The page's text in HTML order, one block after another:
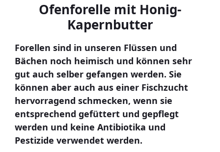
Ofenforelle mit Honig-
Kapernbutter
Forellen sind in unseren Flüssen und
Bächen noch heimisch und können sehr
gut auch selber gefangen werden. Sie
können aber auch aus einer Fischzucht
hervorragend schmecken, wenn sie
entsprechend gefüttert und gepflegt
werden und keine Antibiotika und
Pestizide verwendet werden.